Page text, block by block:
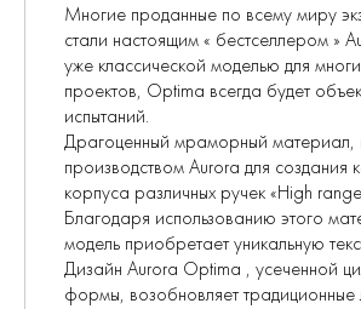
Многие проданные по всему миру
стали настоящим « бестселлером »
уже классической моделью для
проектов, Optima всегда будет
испытаний.
Драгоценный мраморный материал,
производством Aurora для создания
корпуса различных ручек «High
Благодаря использованию этого
модель приобретает уникальную
Дизайн Aurora Optima , усеченной
формы, возобновляет традиционные